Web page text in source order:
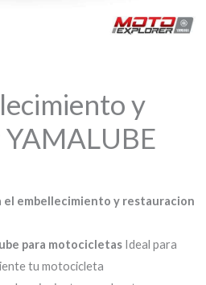
y
el embellecimiento y restauracion
para motocicletasIdeal para
tu motocicleta